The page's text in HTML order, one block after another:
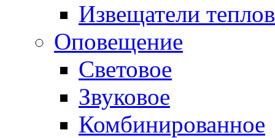
Извещатели
Оповещение
Световое
Звуковое
Комбинированное